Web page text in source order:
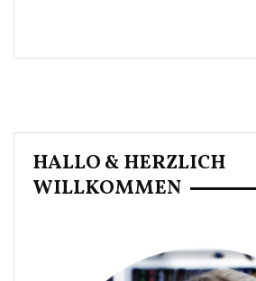
HALLO & HERZLICH
WILLKOMMEN